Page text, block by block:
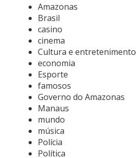
Amazonas
Brasil
casino
cinema
Cultura e entretenimento
economia
Esporte
famosos
Governo do Amazonas
Manaus
mundo
música
Polícia
Política